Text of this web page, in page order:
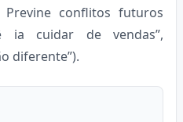
Previne conflitos futuros
ia cuidar de vendas”,
diferente”).